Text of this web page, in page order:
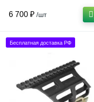
6 700 ₽ /шт
Бесплатная доставка РФ